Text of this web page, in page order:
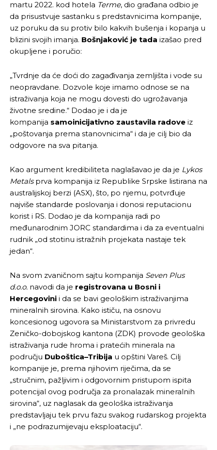
martu 2022. kod hotela Terme, dio građana odbio je
da prisustvuje sastanku s predstavnicima kompanije,
uz poruku da su protiv bilo kakvih bušenja i kopanja u
blizini svojih imanja. Bošnjaković je tada izašao pred
okupljene i poručio:
„Tvrdnje da će doći do zagađivanja zemljišta i vode su
neopravdane. Dozvole koje imamo odnose se na
istraživanja koja ne mogu dovesti do ugrožavanja
životne sredine.“ Dodao je i da je
kompanija samoinicijativno zaustavila radove iz
„poštovanja prema stanovnicima“ i da je cilj bio da
odgovore na sva pitanja.
Kao argument kredibiliteta naglašavao je da je Lykos
Metalsprva kompanija iz Republike Srpske listirana na
australijskoj berzi (ASX), što, po njemu, potvrđuje
najviše standarde poslovanja i donosi reputacionu
korist i RS. Dodao je da kompanija radi po
međunarodnim JORC standardima i da za eventualni
rudnik „od stotinu istražnih projekata nastaje tek
jedan“.
Na svom zvaničnom sajtu kompanija Seven Plus
d.o.o. navodi da je registrovana u Bosni i
Hercegovini i da se bavi geološkim istraživanjima
mineralnih sirovina. Kako ističu, na osnovu
koncesionog ugovora sa Ministarstvom za privredu
Zeničko-dobojskog kantona (ZDK) provode geološka
istraživanja rude hroma i pratećih minerala na
području Duboštica–Tribija u opštini Vareš. Cilj
kompanije je, prema njihovim riječima, da se
„stručnim, pažljivim i odgovornim pristupom ispita
potencijal ovog područja za pronalazak mineralnih
sirovina“, uz naglasak da geološka istraživanja
predstavljaju tek prvu fazu svakog rudarskog projekta
i „ne podrazumijevaju eksploataciju“.